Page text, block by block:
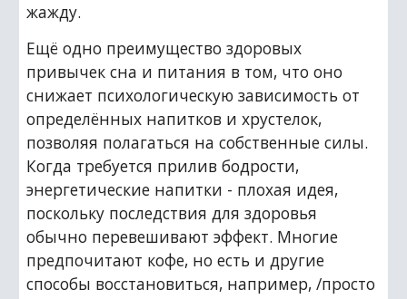
жажду.
Ещё одно преимущество здоровых
привычек сна и питания в том, что оно
снижает психологическую зависимость от
определённых напитков и хрустелок,
позволяя полагаться на собственные силы.
Когда требуется прилив бодрости,
энергетические напитки - плохая идея,
поскольку последствия для здоровья
обычно перевешивают эффект. Многие
предпочитают кофе, но есть и другие
способы восстановиться, например, /просто